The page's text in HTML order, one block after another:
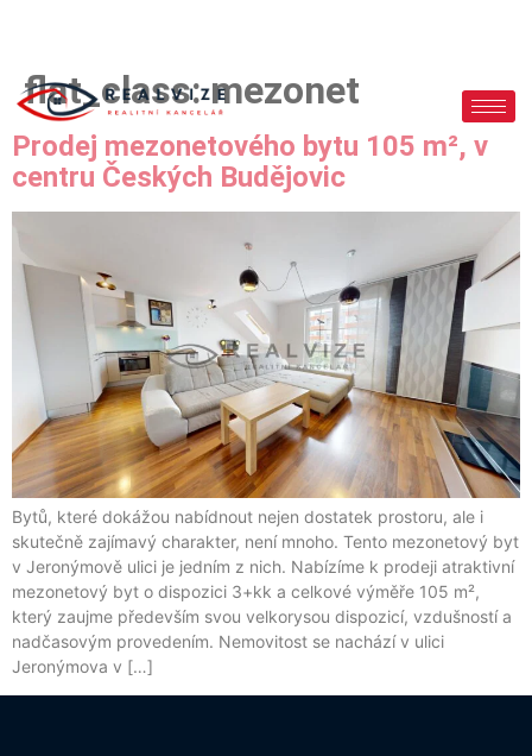
flat_class:mezonet
Prodej mezonetového bytu 105 m², v
centru Českých Budějovic
Bytů, které dokážou nabídnout nejen dostatek prostoru, ale i
skutečně zajímavý charakter, není mnoho. Tento mezonetový byt
v Jeronýmově ulici je jedním z nich. Nabízíme k prodeji atraktivní
mezonetový byt o dispozici 3+kk a celkové výměře 105 m²,
který zaujme především svou velkorysou dispozicí, vzdušností a
nadčasovým provedením. Nemovitost se nachází v ulici
Jeronýmova v […]